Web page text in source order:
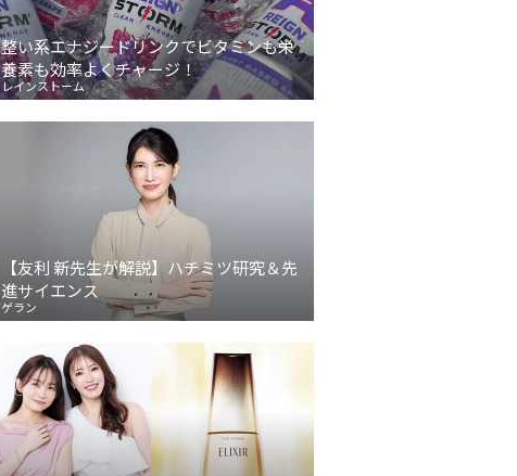
整い系エナジードリンクでビタミンも栄
養素も効率よくチャージ！
レインストーム
【友利 新先生が解説】ハチミツ研究＆先
進サイエンス
ゲラン